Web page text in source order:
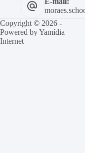
Copyright © 2026 -
Powered byYamídia
Internet